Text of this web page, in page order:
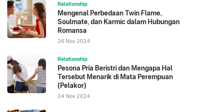
Relationship
Mengenal Perbedaan Twin Flame,
Soulmate, dan Karmic dalam Hubungan
Romansa
26 Nov 2024
Relationship
Pesona Pria Beristri dan Mengapa Hal
Tersebut Menarik di Mata Perempuan
(Pelakor)
24 Nov 2024